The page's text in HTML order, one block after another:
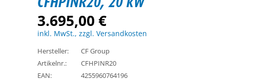
3.695,00 €
inkl. MwSt., zzgl. Versandkosten
Hersteller:
CF Group
Artikelnr.:
CFHPINR20
EAN:
4255960764196